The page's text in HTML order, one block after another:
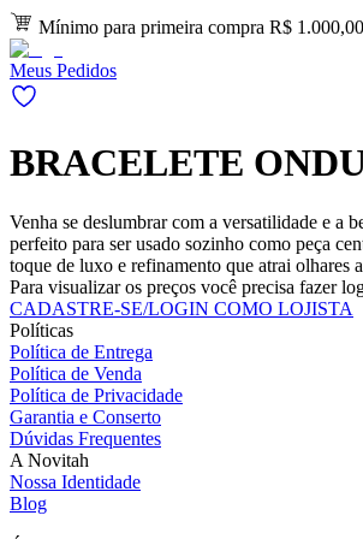
Mínimo para primeira compra R$
Meus Pedidos
BRACELETE
Venha se deslumbrar com a versatilidade e a
perfeito para ser usado sozinho como peça
toque de luxo e refinamento que atrai olhares
Para visualizar os preços você precisa fazer
CADASTRE-SE/LOGIN COMO LOJISTA
Políticas
Política de Entrega
Política de Venda
Política de Privacidade
Garantia e Conserto
Dúvidas Frequentes
A Novitah
Nossa Identidade
Blog